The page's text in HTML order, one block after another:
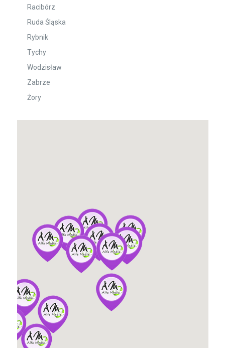
Racibórz
Ruda Śląska
Rybnik
Tychy
Wodzisław
Zabrze
Żory